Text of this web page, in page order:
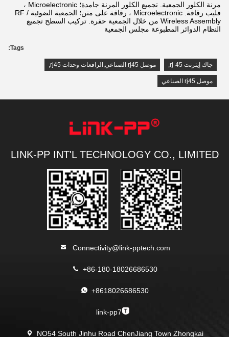
مرنة الكلور الجمعية. تجميع الكلور المرنة جامدة؛ Microelectronic ،
فليب رقاقة. Microelectronic ، رقاقة على متن؛ الجمعية الضوئية RF /
Wireless Assembly من خلال الجمعية حفرة. تركيب السطح تجميع
النظام الدوائر المطبوعة مجلس الجمعية
Tags:
جاك إيثرنت rj-45 , موصل rj45 الصناعي,الرافعات وحدات rj45 ,
موصل rj45 الصناعي
LINK-PP INT'L TECHNOLOGY CO., LIMITED
Connectivity@link-pptech.com
+86-180-18026686530
+8618026686530
link-pp7
NO54 South Jinhu Road ChenJiang Town Zhongkai